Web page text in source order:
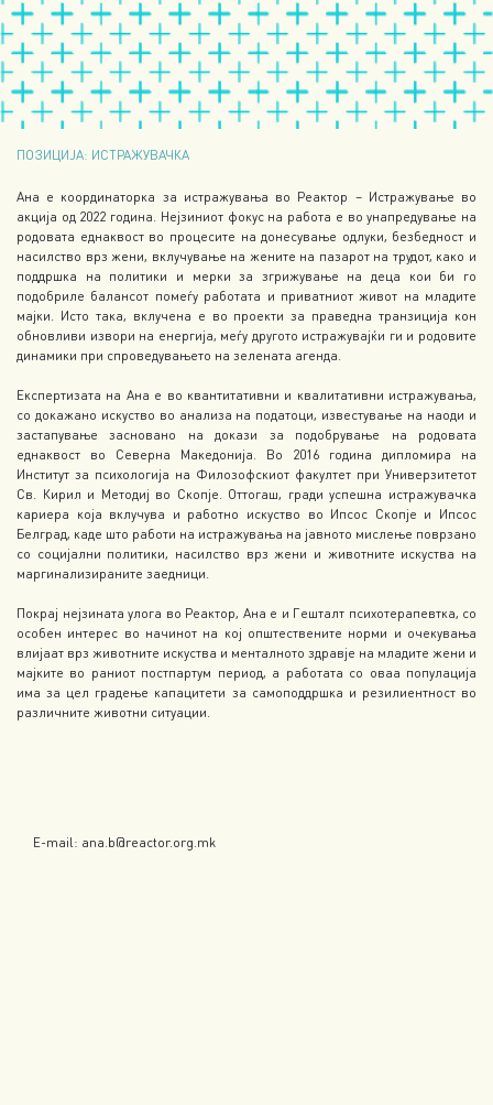
ПОЗИЦИЈА: ИСТРАЖУВАЧКА
Ана е координаторка за истражувања во Реактор – Истражување во
акција од 2022 година. Нејзиниот фокус на работа е во унапредување на
родовата еднаквост во процесите на донесување одлуки, безбедност и
насилство врз жени, вклучување на жените на пазарот на трудот, како и
поддршка на политики и мерки за згрижување на деца кои би го
подобриле балансот помеѓу работата и приватниот живот на младите
мајки. Исто така, вклучена е во проекти за праведна транзиција кон
обновливи извори на енергија, меѓу другото истражувајќи ги и родовите
динамики при спроведувањето на зелената агенда.
Експертизата на Ана е во квантитативни и квалитативни истражувања,
со докажано искуство во анализа на податоци, известување на наоди и
застапување засновано на докази за подобрување на родовата
еднаквост во Северна Македонија. Во 2016 година дипломира на
Институт за психологија на Филозофскиот факултет при Универзитетот
Св. Кирил и Методиј во Скопје. Оттогаш, гради успешна истражувачка
кариера која вклучува и работно искуство во Ипсос Скопје и Ипсос
Белград, каде што работи на истражувања на јавното мислење поврзано
со социјални политики, насилство врз жени и животните искуства на
маргинализираните заедници.
Покрај нејзината улога во Реактор, Ана е и Гешталт психотерапевтка, со
особен интерес во начинот на кој општествените норми и очекувања
влијаат врз животните искуства и менталното здравје на младите жени и
мајките во раниот постпартум период, а работата со оваа популација
има за цел градење капацитети за самоподдршка и резилиентност во
различните животни ситуации.
E-mail: ana.b@reactor.org.mk